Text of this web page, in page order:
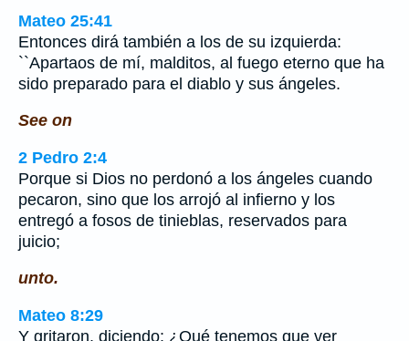
Mateo 25:41
Entonces dirá también a los de su izquierda:
``Apartaos de mí, malditos, al fuego eterno que ha
sido preparado para el diablo y sus ángeles.
See on
2 Pedro 2:4
Porque si Dios no perdonó a los ángeles cuando
pecaron, sino que los arrojó al infierno y los
entregó a fosos de tinieblas, reservados para
juicio;
unto.
Mateo 8:29
Y gritaron, diciendo: ¿Qué tenemos que ver